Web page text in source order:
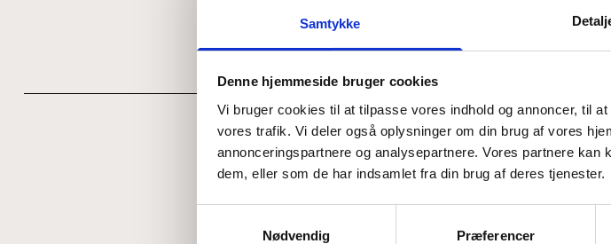
Samtykke
Denne hjemmeside bruger cookies
Vi bruger cookies til at tilpasse vores indhold og annoncer, til
vores trafik. Vi deler også oplysninger om din brug af vores
annonceringspartnere og analysepartnere. Vores partnere
dem, eller som de har indsamlet fra din brug af deres tjenester.
Nødvendig
Præferencer
Hvem er CEPOS
Vores værdier
Medarbejdere
Kontakt